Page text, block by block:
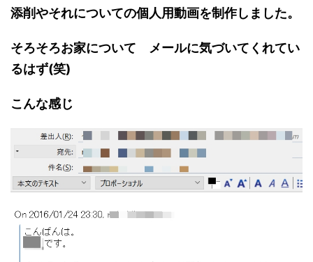
添削やそれについての個人用動画を制作しました。
そろそろお家について メールに気づいてくれてい
るはず(笑)
こんな感じ